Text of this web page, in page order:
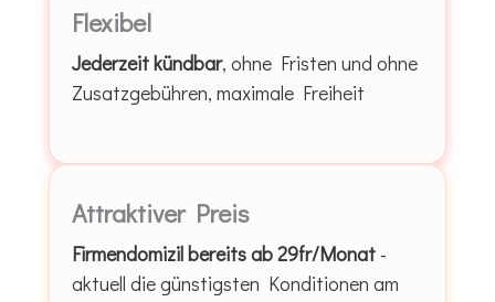
Flexibel
Jederzeit kündbar, ohne Fristen und ohne
Zusatzgebühren, maximale Freiheit
Attraktiver Preis
Firmendomizil bereitsab 29fr/Monat -
aktuell die günstigsten Konditionen am